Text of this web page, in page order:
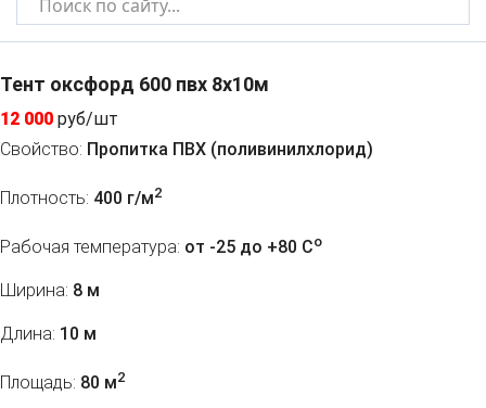
Тент оксфорд 600 пвх 8х10м
12 000 руб/шт
Свойство: Пропитка ПВХ (поливинилхлорид)
Плотность: 400 г/м2
Рабочая температура: от -25 до +80 Co
Ширина: 8 м
Длина: 10 м
Площадь: 80 м2